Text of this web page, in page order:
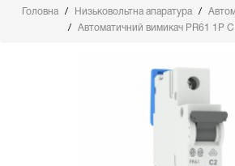
Головна Низьковольтна апаратура
Автоматичний вимикач PR61 1Р